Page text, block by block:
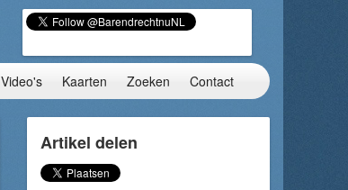
Video's Kaarten Zoeken Contact
Artikel delen